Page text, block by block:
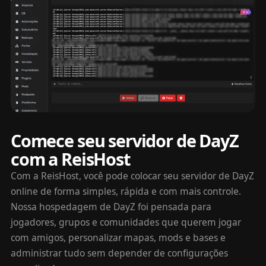
Comece seu servidor de DayZ
com a ReisHost
Com a ReisHost, você pode colocar seu servidor de DayZ
online de forma simples, rápida e com mais controle.
Nossa hospedagem de DayZ foi pensada para
jogadores, grupos e comunidades que querem jogar
com amigos, personalizar mapas, mods e bases e
administrar tudo sem depender de configurações